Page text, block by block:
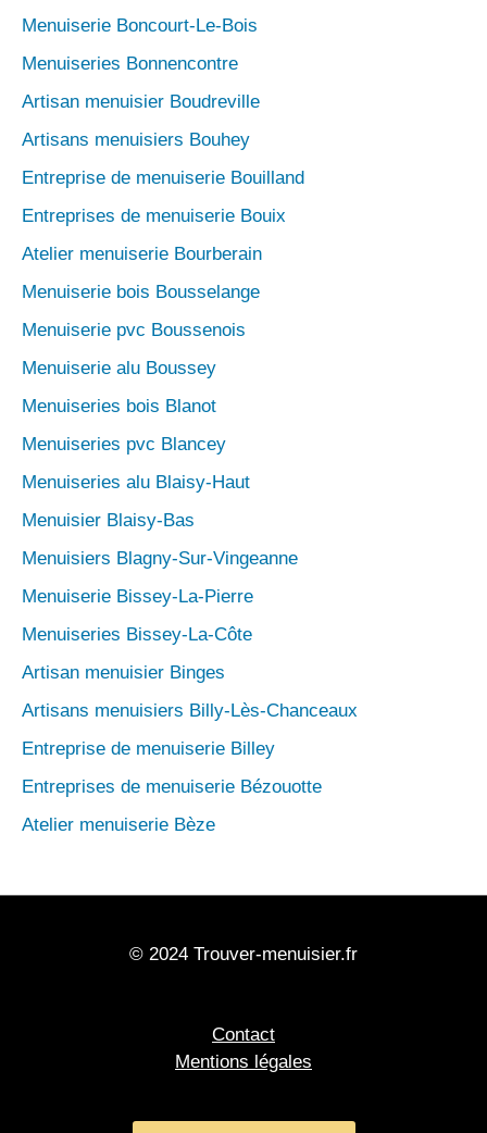
Menuiserie Boncourt-Le-Bois
Menuiseries Bonnencontre
Artisan menuisier Boudreville
Artisans menuisiers Bouhey
Entreprise de menuiserie Bouilland
Entreprises de menuiserie Bouix
Atelier menuiserie Bourberain
Menuiserie bois Bousselange
Menuiserie pvc Boussenois
Menuiserie alu Boussey
Menuiseries bois Blanot
Menuiseries pvc Blancey
Menuiseries alu Blaisy-Haut
Menuisier Blaisy-Bas
Menuisiers Blagny-Sur-Vingeanne
Menuiserie Bissey-La-Pierre
Menuiseries Bissey-La-Côte
Artisan menuisier Binges
Artisans menuisiers Billy-Lès-Chanceaux
Entreprise de menuiserie Billey
Entreprises de menuiserie Bézouotte
Atelier menuiserie Bèze
© 2024 Trouver-menuisier.fr
Contact
Mentions légales